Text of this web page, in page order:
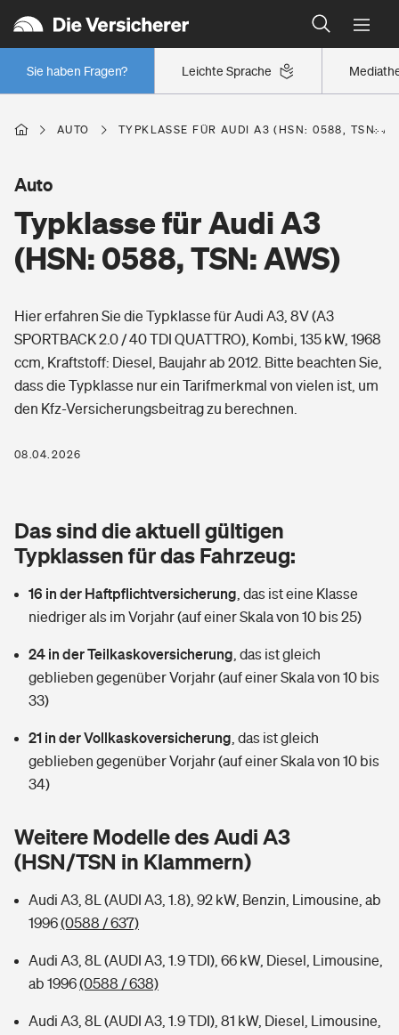
Leichte Sprache
Sie haben Fragen?
Wer versichert was: Jetzt Versicherer finden
Regionalklassen: So ist Ihre Region eingestuft
Wer versichert was: Jetzt Versicherer finden
Berufsunfähigkeitsversicherung
Erwerbsunfähigkeitsversicherung
Grundfähigkeitsversicherung
Arbeitsrechtsschutz
Berufshaftpflichtversicherung
Zur Übersicht
Tools
Wer versichert was: Jetzt Versicherer finden
Sie haben Fragen?
Wohnen
Elementarversicherung
Glasversicherung
Mietkautionsversicherung
Restkreditversicherung
Tools
Hochwasser-Check: Wie gefährdet ist Ihr Haus?
Sie haben Fragen?
Freizeit
Pri­vate Haft­pflicht­
Kinderunfall­ver­si­che­rung
Kinderinvalidität
Reiseversicherung
Hundehalter-Haftpflicht
Handyversicherung
Private Cyberversicherung
Zur Übersicht
Gesundheit
Private Krankenversicherung
Dread-Disease-Versicherung
Tierkrankenversicherung
Tools
Wer versichert was: Jetzt Versicherer finden
Rentenrechner: Wie viel Geld bekomme ich im Alter?
AUTO TYPKLASSE FÜR AUDI A3 (HSN: 0588, TSN:
Typklasse für Audi A3
(HSN: 0588, TSN: AWS)
Auto
Hier erfahren Sie die Typklasse für Audi A3, 8V (A3
SPORTBACK 2.0 / 40 TDI QUATTRO), Kombi, 135 kW, 1968
ccm, Kraftstoff: Diesel, Baujahr ab 2012. Bitte beachten Sie,
dass die Typklasse nur ein Tarifmerkmal von vielen ist, um
den Kfz-Versicherungsbeitrag zu berechnen.
08.04.2026
Das sind die aktuell gültigen
Typklassen für das Fahrzeug:
16 in der Haftpflichtversicherung das ist eine Klasse
niedriger als im Vorjahr (auf einer Skala von 10 bis 25)
24 in der Teilkaskoversicherung das ist gleich
geblieben gegenüber Vorjahr (auf einer Skala von 10 bis
33)
21 in der Vollkaskoversicherung das ist gleich
geblieben gegenüber Vorjahr (auf einer Skala von 10 bis
34)
Weitere Modelle des Audi A3
(HSN/TSN in Klammern)
Audi A3, 8L (AUDI A3, 1.8), 92 kW, Benzin, Limousine, ab
1996(0588 / 637)
Audi A3, 8L (AUDI A3, 1.9 TDI), 66 kW, Diesel, Limousine,
ab 1996(0588 / 638)
Audi A3, 8L (AUDI A3, 1.9 TDI), 81 kW, Diesel, Limousine,